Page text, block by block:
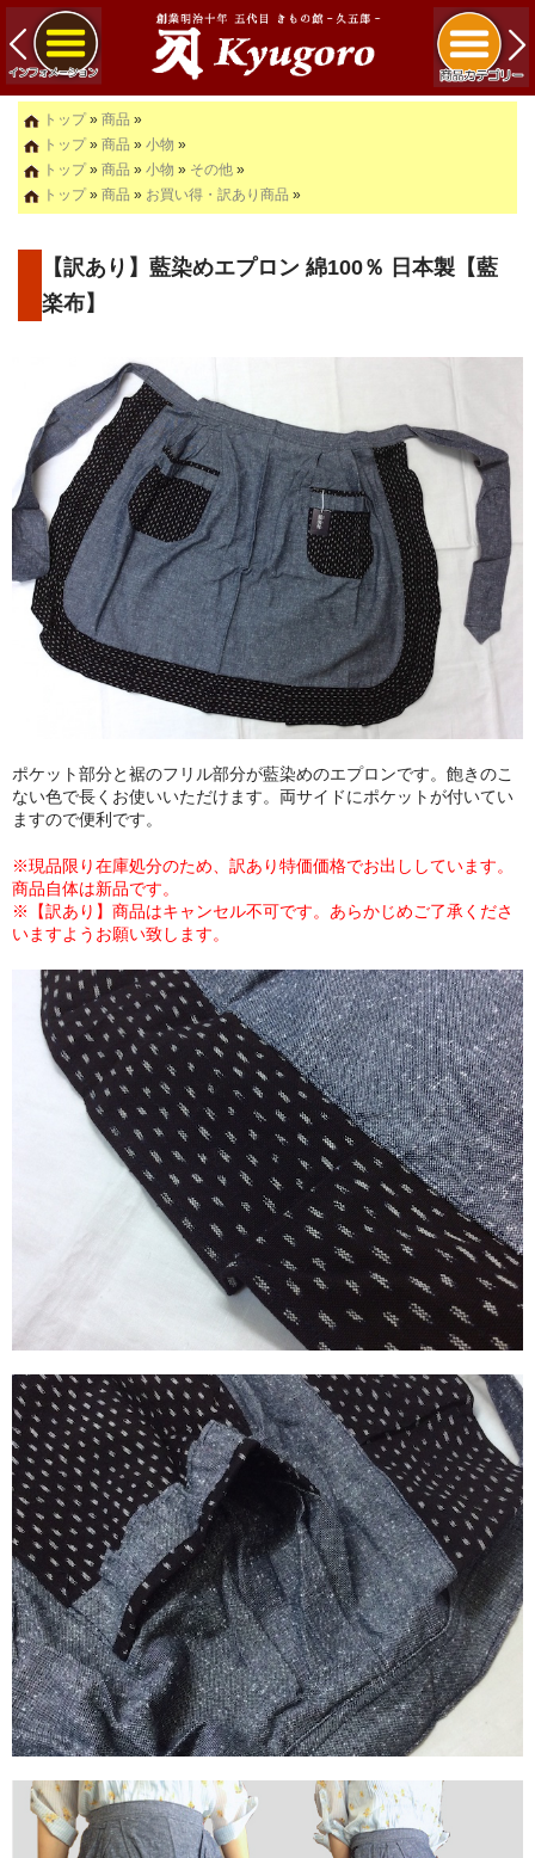
トップ» 商品 »
トップ» 商品 » 小物 »
トップ» 商品 » 小物 » その他 »
トップ» 商品 » お買い得・訳あり商品 »
【訳あり】藍染めエプロン 綿100％ 日本製【藍
楽布】
ポケット部分と裾のフリル部分が藍染めのエプロンです。飽きのこ
ない色で長くお使いいただけます。両サイドにポケットが付いてい
ますので便利です。
※現品限り在庫処分のため、訳あり特価価格でお出ししています。
商品自体は新品です。
※【訳あり】商品はキャンセル不可です。あらかじめご了承くださ
いますようお願い致します。